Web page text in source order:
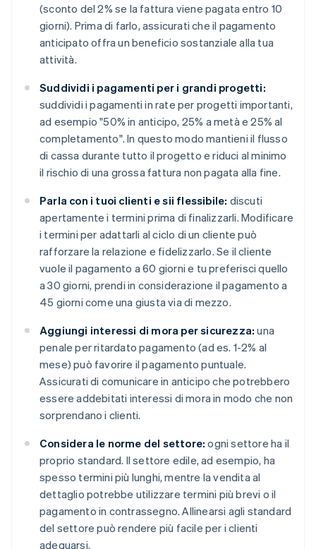
(sconto del 2% se la fattura viene pagata entro 10
giorni). Prima di farlo, assicurati che il pagamento
anticipato offra un beneficio sostanziale alla tua
attività.
Suddividi i pagamenti per i grandi progetti:
suddividi i pagamenti in rate per progetti importanti,
ad esempio "50% in anticipo, 25% a metà e 25% al
completamento". In questo modo mantieni il flusso
di cassa durante tutto il progetto e riduci al minimo
il rischio di una grossa fattura non pagata alla fine.
Parla con i tuoi clienti e sii flessibile: discuti
apertamente i termini prima di finalizzarli. Modificare
i termini per adattarli al ciclo di un cliente può
rafforzare la relazione e fidelizzarlo. Se il cliente
vuole il pagamento a 60 giorni e tu preferisci quello
a 30 giorni, prendi in considerazione il pagamento a
45 giorni come una giusta via di mezzo.
Aggiungi interessi di mora per sicurezza: una
penale per ritardato pagamento (ad es. 1-2% al
mese) può favorire il pagamento puntuale.
Assicurati di comunicare in anticipo che potrebbero
essere addebitati interessi di mora in modo che non
sorprendano i clienti.
Considera le norme del settore: ogni settore ha il
proprio standard. Il settore edile, ad esempio, ha
spesso termini più lunghi, mentre la vendita al
dettaglio potrebbe utilizzare termini più brevi o il
pagamento in contrassegno. Allinearsi agli standard
del settore può rendere più facile per i clienti
adeguarsi.